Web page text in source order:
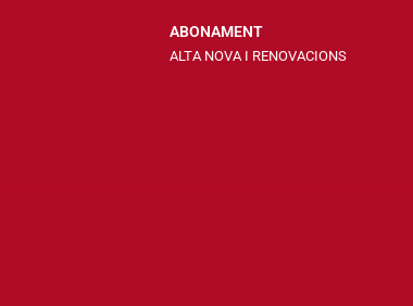
ABONAMENT
ALTA NOVA I RENOVACIONS